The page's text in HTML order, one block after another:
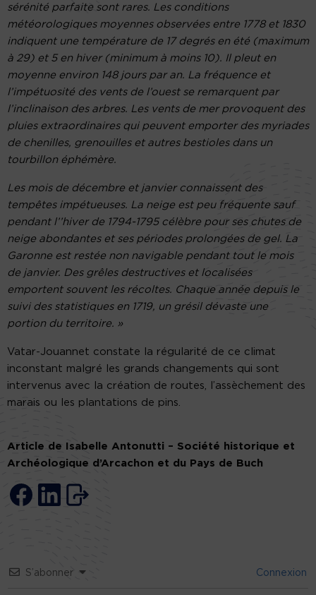
sérénité parfaite sont rares. Les conditions
météorologiques moyennes observées entre 1778 et 1830
indiquent une température de 17 degrés en été (maximum
à 29) et 5 en hiver (minimum à moins 10). Il pleut en
moyenne environ 148 jours par an. La fréquence et
l’impétuosité des vents de l’ouest se remarquent par
l’inclinaison des arbres. Les vents de mer provoquent des
pluies extraordinaires qui peuvent emporter des myriades
de chenilles, grenouilles et autres bestioles dans un
tourbillon éphémère.
Les mois de décembre et janvier connaissent des
tempêtes impétueuses. La neige est peu fréquente sauf
pendant l’’hiver de 1794-1795 célèbre pour ses chutes de
neige abondantes et ses périodes prolongées de gel. La
Garonne est restée non navigable pendant tout le mois
de janvier. Des grêles destructives et localisées
emportent souvent les récoltes. Chaque année depuis le
suivi des statistiques en 1719, un grésil dévaste une
portion du territoire. »
Vatar-Jouannet constate la régularité de ce climat
inconstant malgré les grands changements qui sont
intervenus avec la création de routes, l’assèchement des
marais ou les plantations de pins.
Article de Isabelle Antonutti – Société historique et
Archéologique d’Arcachon et du Pays de Buch
S’abonner Connexion